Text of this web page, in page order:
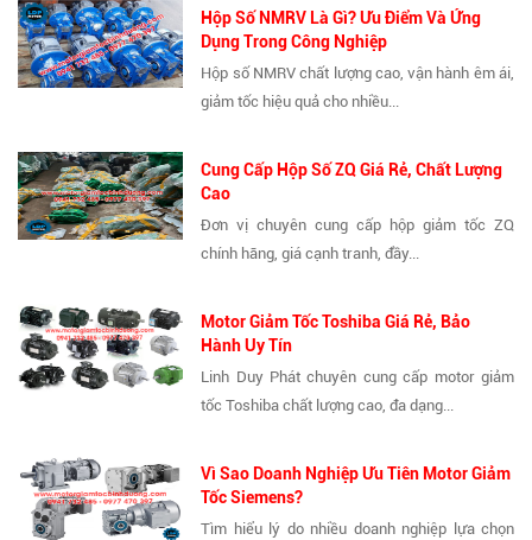
Hộp Số NMRV Là Gì? Ưu Điểm Và Ứng
Dụng Trong Công Nghiệp
Hộp số NMRV chất lượng cao, vận hành êm ái,
giảm tốc hiệu quả cho nhiều...
Cung Cấp Hộp Số ZQ Giá Rẻ, Chất Lượng
Cao
Đơn vị chuyên cung cấp hộp giảm tốc ZQ
chính hãng, giá cạnh tranh, đầy...
Motor Giảm Tốc Toshiba Giá Rẻ, Bảo
Hành Uy Tín
Linh Duy Phát chuyên cung cấp motor giảm
tốc Toshiba chất lượng cao, đa dạng...
Vì Sao Doanh Nghiệp Ưu Tiên Motor Giảm
Tốc Siemens?
Tìm hiểu lý do nhiều doanh nghiệp lựa chọn